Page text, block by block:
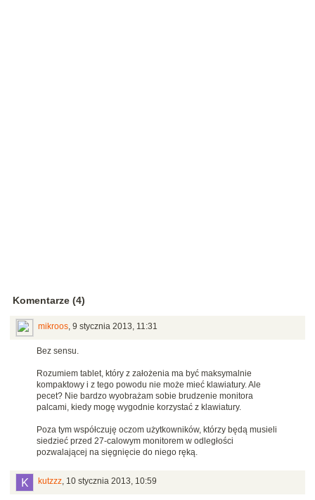
Komentarze (4)
mikroos, 9 stycznia 2013, 11:31
Bez sensu.
Rozumiem tablet, który z założenia ma być maksymalnie
kompaktowy i z tego powodu nie może mieć klawiatury. Ale
pecet? Nie bardzo wyobrażam sobie brudzenie monitora
palcami, kiedy mogę wygodnie korzystać z klawiatury.
Poza tym współczuję oczom użytkowników, którzy będą musieli
siedzieć przed 27-calowym monitorem w odległości
pozwalającej na sięgnięcie do niego ręką.
kutzzz, 10 stycznia 2013, 10:59